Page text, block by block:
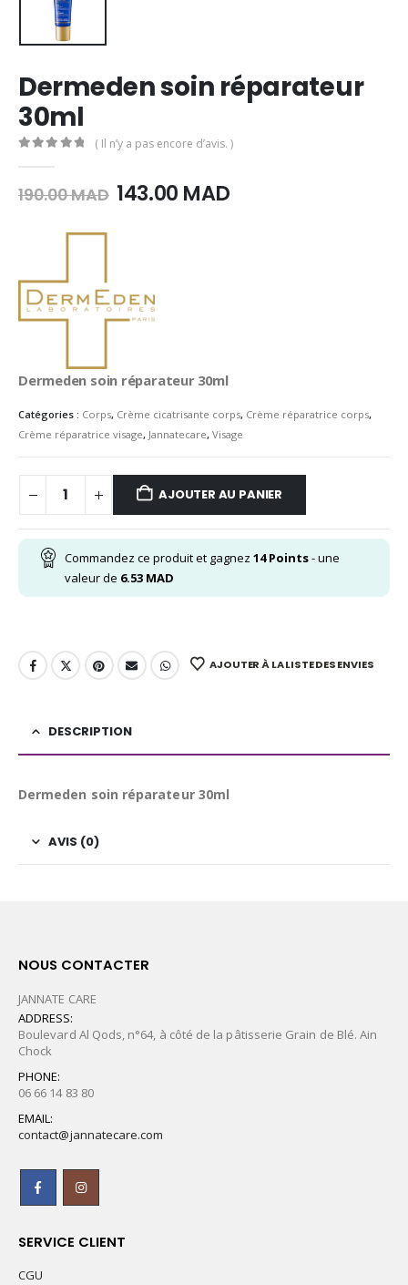
Dermeden soin réparateur
30ml
( Il n’y a pas encore d’avis. )
190.00MAD Le
MAD.
143.00 MADLe
Dermeden soin réparateur 30ml
Catégories : Corps, Crème cicatrisante corps, Crème réparatrice corps,
Crème réparatrice visage, Jannatecare, Visage
AJOUTER AU PANIER
Commandez ce produit et gagnez 14Points- une
valeur de 6.53 MAD
AJOUTER À LA LISTE DES ENVIES
DESCRIPTION
Dermeden soin réparateur 30ml
AVIS (0)
NOUS CONTACTER
JANNATE CARE
ADDRESS:
Boulevard Al Qods, n°64, à côté de la pâtisserie Grain de Blé. Ain
Chock
PHONE:
06 66 14 83 80
EMAIL:
contact@jannatecare.com
SERVICE CLIENT
CGU